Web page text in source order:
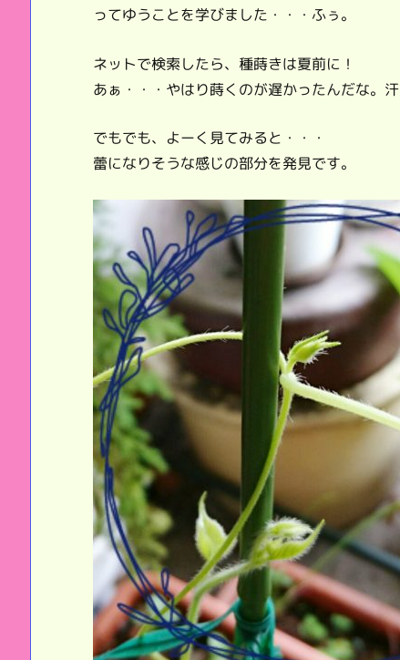
ってゆうことを学びました・・・ふぅ。
ネットで検索したら、種蒔きは夏前に！
あぁ・・・やはり蒔くのが遅かったんだな。汗
でもでも、よーく見てみると・・・
蕾になりそうな感じの部分を発見です。